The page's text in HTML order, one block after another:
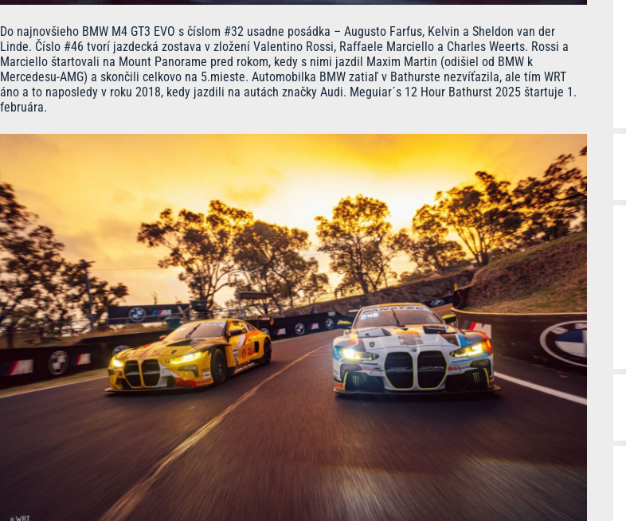
Do najnovšieho BMW M4 GT3 EVO s číslom #32 usadne posádka – Augusto Farfus, Kelvin a Sheldon van der
Linde. Číslo #46 tvorí jazdecká zostava v zložení Valentino Rossi, Raffaele Marciello a Charles Weerts. Rossi a
Marciello štartovali na Mount Panorame pred rokom, kedy s nimi jazdil Maxim Martin (odišiel od BMW k
Mercedesu-AMG) a skončili celkovo na 5.mieste. Automobilka BMW zatiaľ v Bathurste nezvíťazila, ale tím WRT
áno a to naposledy v roku 2018, kedy jazdili na autách značky Audi. Meguiar´s 12 Hour Bathurst 2025 štartuje 1.
februára.